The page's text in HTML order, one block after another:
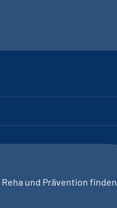
und Prävention finden